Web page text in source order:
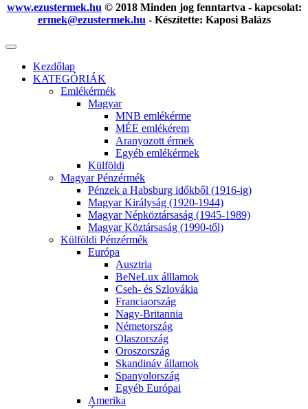
www.ezustermek.hu © 2018 Minden jog fenntartva - kapcsolat:
ermek@ezustermek.hu - Készítette: Kaposi Balázs
Kezdőlap
KATEGÓRIÁK
Emlékérmék
Magyar
MNB emlékérme
MÉE emlékérem
Aranyozott érmek
Egyéb emlékérmek
Külföldi
Magyar Pénzérmék
Pénzek a Habsburg időkből (1916-ig)
Magyar Királyság (1920-1944)
Magyar Népköztársaság (1945-1989)
Magyar Köztársaság (1990-től)
Külföldi Pénzérmék
Európa
Ausztria
BeNeLux álllamok
Cseh- és Szlovákia
Franciaország
Nagy-Britannia
Németország
Olaszország
Oroszország
Skandináv államok
Spanyolország
Egyéb Európai
Amerika